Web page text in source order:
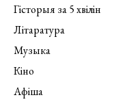
Гісторыя за 5 хвілін
Літаратура
Музыка
Кіно
Афіша